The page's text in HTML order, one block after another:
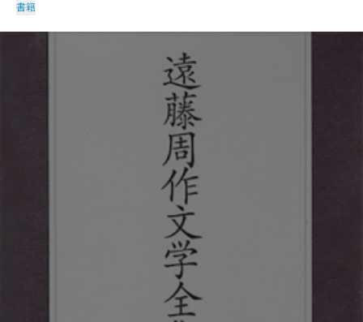
書籍